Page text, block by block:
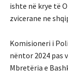
ishte në krye të
zvicerane ne
Komisioneri i
nëntor 2024 pas
Mbretëria e